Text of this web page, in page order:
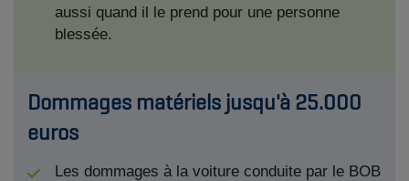
aussi quand il le prend pour une personne
blessée.
Dommages matériels jusqu'à 25.000
euros
Les dommages à la voiture conduite par le BOB